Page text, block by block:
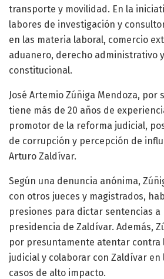
transporte y movilidad. En la
labores de investigación y
en las materia laboral, comercio
aduanero, derecho administrativo
constitucional.
José Artemio Zúñiga Mendoza, por
tiene más de 20 años de
promotor de la reforma judicial,
de corrupción y percepción de
Arturo Zaldívar.
Según una denuncia anónima,
con otros jueces y magistrados,
presiones para dictar sentencias a
presidencia de Zaldívar. Además,
por presuntamente atentar contra
judicial y colaborar con Zaldívar en
casos de alto impacto.